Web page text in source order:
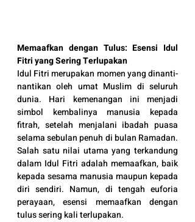
Memaafkan dengan Tulus: Esensi Idul
Fitri yang Sering Terlupakan
Idul Fitri merupakan momen yang dinanti-
nantikan oleh umat Muslim di seluruh
dunia. Hari kemenangan ini menjadi
simbol kembalinya manusia kepada
fitrah, setelah menjalani ibadah puasa
selama sebulan penuh di bulan Ramadan.
Salah satu nilai utama yang terkandung
dalam Idul Fitri adalah memaafkan, baik
kepada sesama manusia maupun kepada
diri sendiri. Namun, di tengah euforia
perayaan, esensi memaafkan dengan
tulus sering kali terlupakan.